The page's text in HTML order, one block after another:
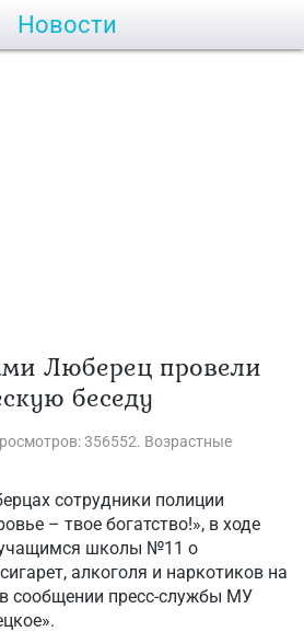
Новости
Люберец провели
беседу
356552. Возрастные
сотрудники полиции
– твое богатство!», в ходе
учащимся школы №11 о
алкоголя и наркотиков на
сообщении пресс-службы МУ